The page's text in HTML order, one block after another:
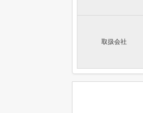
取扱会社